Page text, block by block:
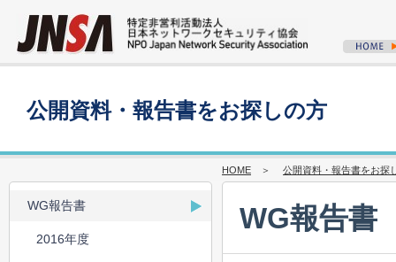
公開資料・報告書をお探しの方
HOME ＞ 公開資料・報告書をお探
WG報告書
WG報告書
2016年度